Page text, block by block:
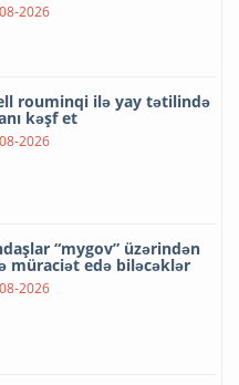
2026
rouminqi ilə yay tətilində
kəşf et
2026
“mygov” üzərindən
müraciət edə biləcəklər
2026